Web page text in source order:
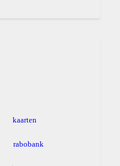
kaarten
rabobank